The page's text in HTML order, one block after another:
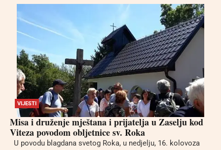
VIJESTI
Misa i druženje mještana i prijatelja u Zaselju kod
Viteza povodom obljetnice sv. Roka
U povodu blagdana svetog Roka, u nedjelju, 16. kolovoza